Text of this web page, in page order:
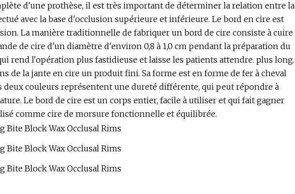
d'une prothèse, il est très important de déterminer la relation entre la
avec la base d'occlusion supérieure et inférieure. Le bord en cire est
La manière traditionnelle de fabriquer un bord de cire consiste à cuire
de cire d'un diamètre d'environ 0,8 à 1,0 cm pendant la préparation du
rend l'opération plus fastidieuse et laisse les patients attendre. plus long.
de la jante en cire un produit fini. Sa forme est en forme de fer à cheval
deux couleurs représentent une dureté différente, qui peut répondre à
Le bord de cire est un corps entier, facile à utiliser et qui fait gagner
comme cire de morsure fonctionnelle et équilibrée.